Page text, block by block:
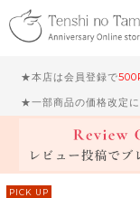
★本店は会員登録で
★一部商品の価格改定に
PICK UP